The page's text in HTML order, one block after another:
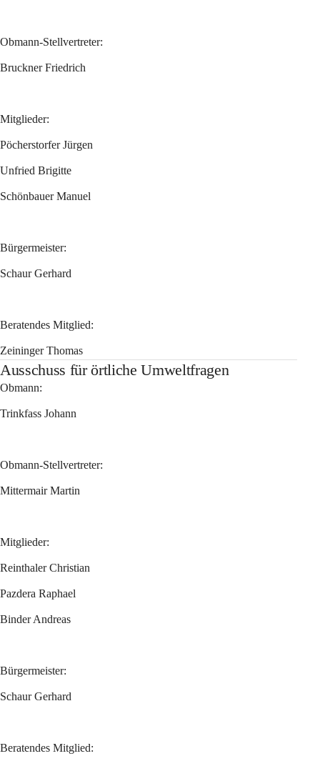
Obmann-Stellvertreter:
Bruckner Friedrich
Mitglieder:
Pöcherstorfer Jürgen
Unfried Brigitte
Schönbauer Manuel
Bürgermeister:
Schaur Gerhard
Beratendes Mitglied:
Zeininger Thomas
Ausschuss für örtliche Umweltfragen
Obmann:
Trinkfass Johann
Obmann-Stellvertreter:
Mittermair Martin
Mitglieder:
Reinthaler Christian
Pazdera Raphael
Binder Andreas
Bürgermeister:
Schaur Gerhard
Beratendes Mitglied: